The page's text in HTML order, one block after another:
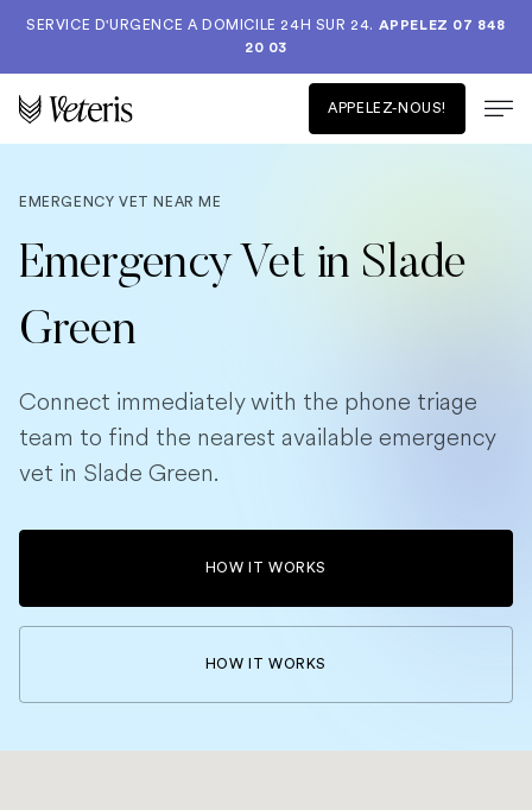
SERVICE D'URGENCE A DOMICILE 24H SUR 24. APPELEZ 07 848
20 03
APPELEZ-NOUS!
EMERGENCY VET NEAR ME
Emergency Vet in Slade
Green
Connect immediately with the phone triage
team to find the nearest available emergency
vet in Slade Green.
HOW IT WORKS
HOW IT WORKS